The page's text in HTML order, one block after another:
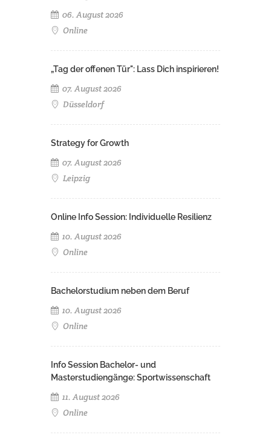
06. August 2026
Online
„Tag der offenen Tür": Lass Dich inspirieren!
07. August 2026
Düsseldorf
Strategy for Growth
07. August 2026
Leipzig
Online Info Session: Individuelle Resilienz
10. August 2026
Online
Bachelorstudium neben dem Beruf
10. August 2026
Online
Info Session Bachelor- und
Masterstudiengänge: Sportwissenschaft
11. August 2026
Online